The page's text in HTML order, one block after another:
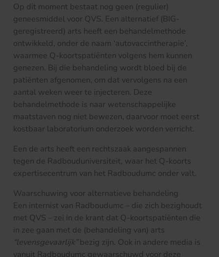
Op dit moment bestaat nog geen (regulier)
geneesmiddel voor QVS. Een alternatief (BIG-
geregistreerd) arts heeft een behandelmethode
ontwikkeld, onder de naam ‘autovaccintherapie’,
waarmee Q-koortspatiënten volgens hem kunnen
genezen. Bij die behandeling wordt bloed bij de
patiënten afgenomen, om dat vervolgens na een
aantal weken weer te injecteren. Deze
behandelmethode is naar wetenschappelijke
maatstaven nog niet bewezen, daarvoor moet eerst
kostbaar laboratorium onderzoek worden verricht.
Een de arts heeft een rechtszaak aangespannen
tegen de Radbouduniversiteit, waar het Q-koorts
expertisecentrum van het Radboudumc onder valt.
Waarschuwing voor alternatieve behandeling
Een internist van Radboudumc – die zich bezighoudt
met QVS – zei in de krant dat Q-koortspatiënten die
in zee gaan met de (behandeling van) arts
“levensgevaarlijk”bezig zijn. Ook in andere media is
vanuit Radboudumc gewaarschuwd voor deze